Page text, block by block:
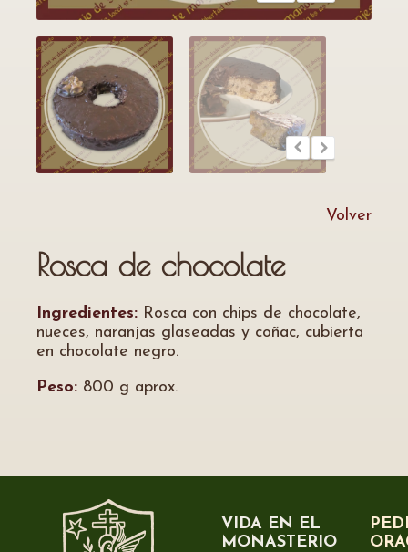
Volver
Rosca de chocolate
Ingredientes: Rosca con chips de chocolate,
nueces, naranjas glaseadas y coñac, cubierta
en chocolate negro.
Peso: 800 g aprox.
VIDA EN EL
MONASTERIO